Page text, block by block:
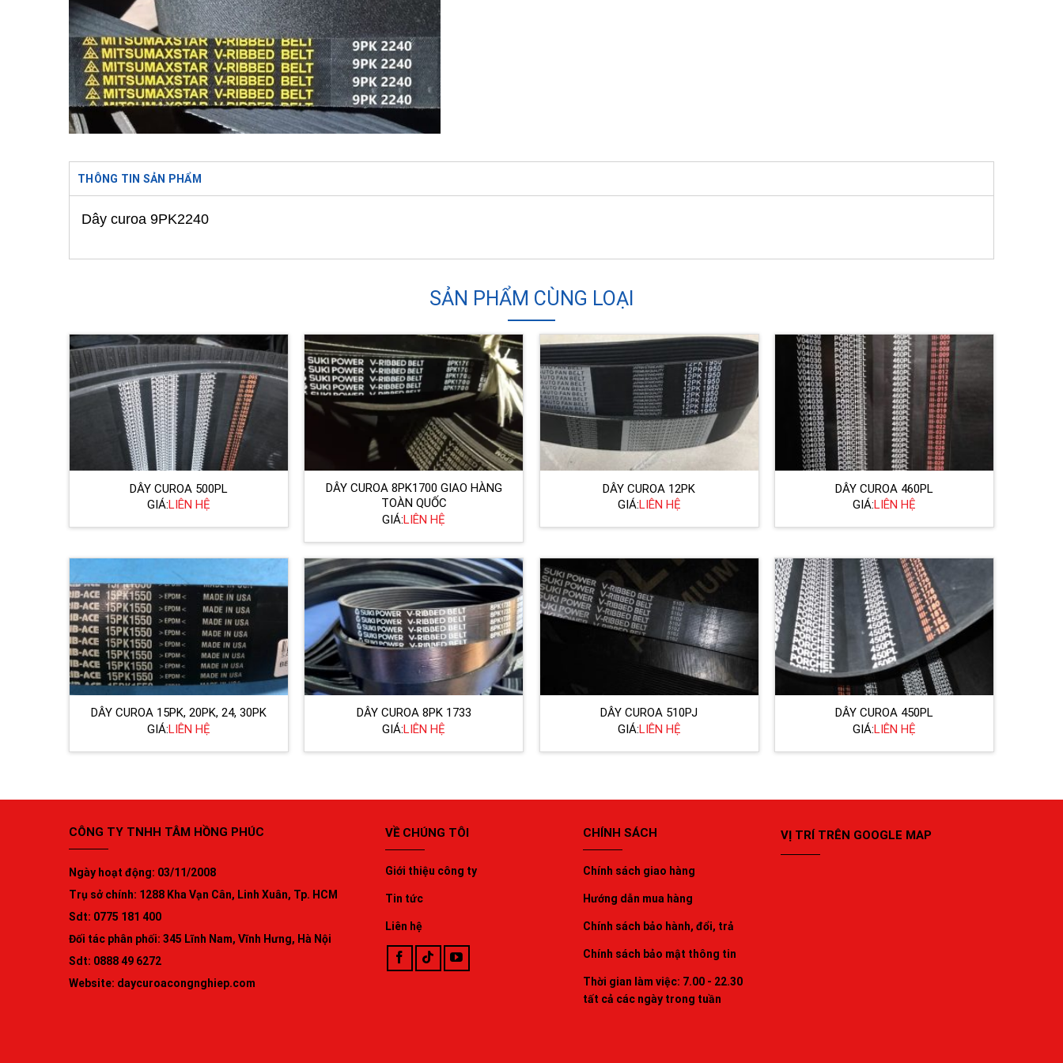
THÔNG TIN SẢN PHẨM
Dây curoa 9PK2240
SẢN PHẨM CÙNG LOẠI
DÂY CUROA 500PL
GIÁ:LIÊN HỆ
DÂY CUROA 8PK1700 GIAO HÀNG
TOÀN QUỐC
GIÁ:LIÊN HỆ
DÂY CUROA 12PK
GIÁ:LIÊN HỆ
DÂY CUROA 460PL
GIÁ:LIÊN HỆ
DÂY CUROA 15PK, 20PK, 24, 30PK
GIÁ:LIÊN HỆ
DÂY CUROA 8PK 1733
GIÁ:LIÊN HỆ
DÂY CUROA 510PJ
GIÁ:LIÊN HỆ
DÂY CUROA 450PL
GIÁ:LIÊN HỆ
CÔNG TY TNHH TÂM HỒNG PHÚC
Ngày hoạt động: 03/11/2008
Trụ sở chính: 1288 Kha Vạn Cân, Linh Xuân, Tp. HCM
Sdt: 0775 181 400
Đối tác phân phối: 345 Lĩnh Nam, Vĩnh Hưng, Hà Nội
Sdt: 0888 49 6272
Website: daycuroacongnghiep.com
VỀ CHÚNG TÔI
Giới thiệu công ty
Tin tức
Liên hệ
CHÍNH SÁCH
Chính sách giao hàng
Hướng dẫn mua hàng
Chính sách bảo hành, đổi, trả
Chính sách bảo mật thông tin
Thời gian làm việc: 7.00 - 22.30
tất cả các ngày trong tuần
VỊ TRÍ TRÊN GOOGLE MAP